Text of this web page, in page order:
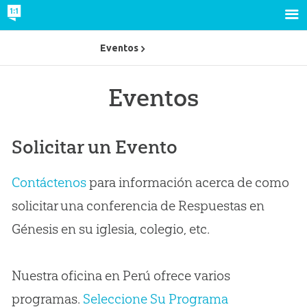
Eventos
Solicitar un Evento
Contáctenospara información acerca de como
solicitar una conferencia de Respuestas en
Génesis en su iglesia, colegio, etc.
Nuestra oficina en Perú ofrece varios
programas. Seleccione Su Programa
Eventos